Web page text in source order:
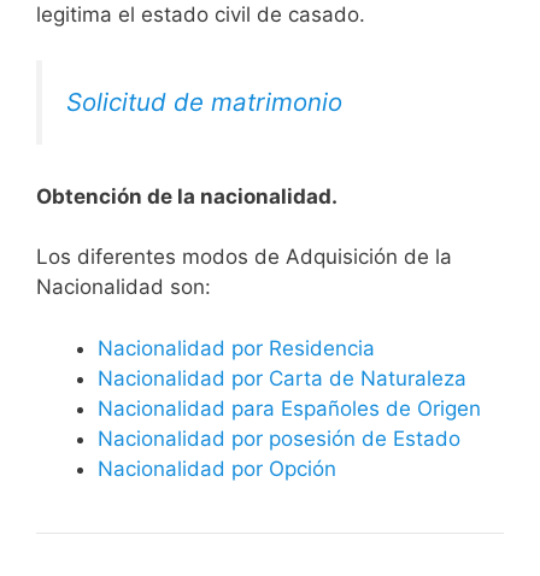
legitima el estado civil de casado.
Solicitud de matrimonio
Obtención de la nacionalidad.
​​​Los diferentes modos de Adquisición de la
Nacionalidad son:
Nacionalidad por Residencia
Nacionalidad por Carta de Naturaleza
Nacionalidad para Españoles de Origen
Nacionalidad por posesión de Estado
Nacionalidad por Opción